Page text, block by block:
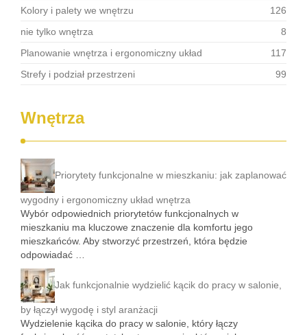
Kolory i palety we wnętrzu
126
nie tylko wnętrza
8
Planowanie wnętrza i ergonomiczny układ
117
Strefy i podział przestrzeni
99
Wnętrza
Priorytety funkcjonalne w mieszkaniu: jak zaplanować
wygodny i ergonomiczny układ wnętrza
Wybór odpowiednich priorytetów funkcjonalnych w
mieszkaniu ma kluczowe znaczenie dla komfortu jego
mieszkańców. Aby stworzyć przestrzeń, która będzie
odpowiadać …
Jak funkcjonalnie wydzielić kącik do pracy w salonie,
by łączył wygodę i styl aranżacji
Wydzielenie kącika do pracy w salonie, który łączy